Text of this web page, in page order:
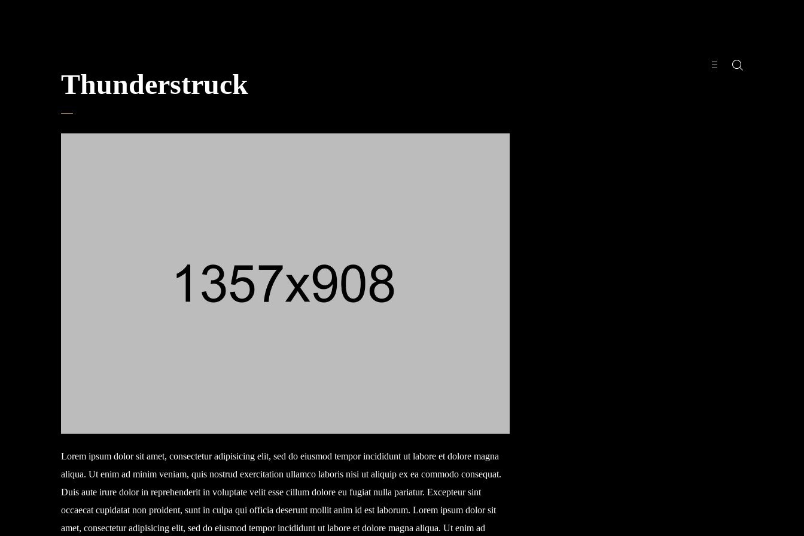
Thunderstruck
Lorem ipsum dolor sit amet, consectetur adipisicing elit, sed do eiusmod tempor incididunt ut labore et dolore magna
aliqua. Ut enim ad minim veniam, quis nostrud exercitation ullamco laboris nisi ut aliquip ex ea commodo consequat.
Duis aute irure dolor in reprehenderit in voluptate velit esse cillum dolore eu fugiat nulla pariatur. Excepteur sint
occaecat cupidatat non proident, sunt in culpa qui officia deserunt mollit anim id est laborum. Lorem ipsum dolor sit
amet, consectetur adipisicing elit, sed do eiusmod tempor incididunt ut labore et dolore magna aliqua. Ut enim ad